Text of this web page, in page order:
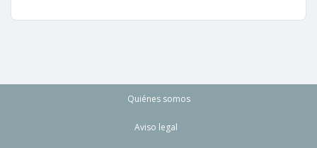
Quiénes somos
Aviso legal